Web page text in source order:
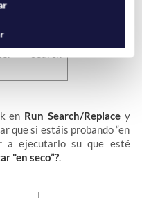
en Run Search/Replace y
que si estáis probando “en
a ejecutarlo su que esté
"en seco”?.